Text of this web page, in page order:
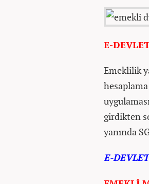
E-
Emeklilik
girdikten
yanında
E-